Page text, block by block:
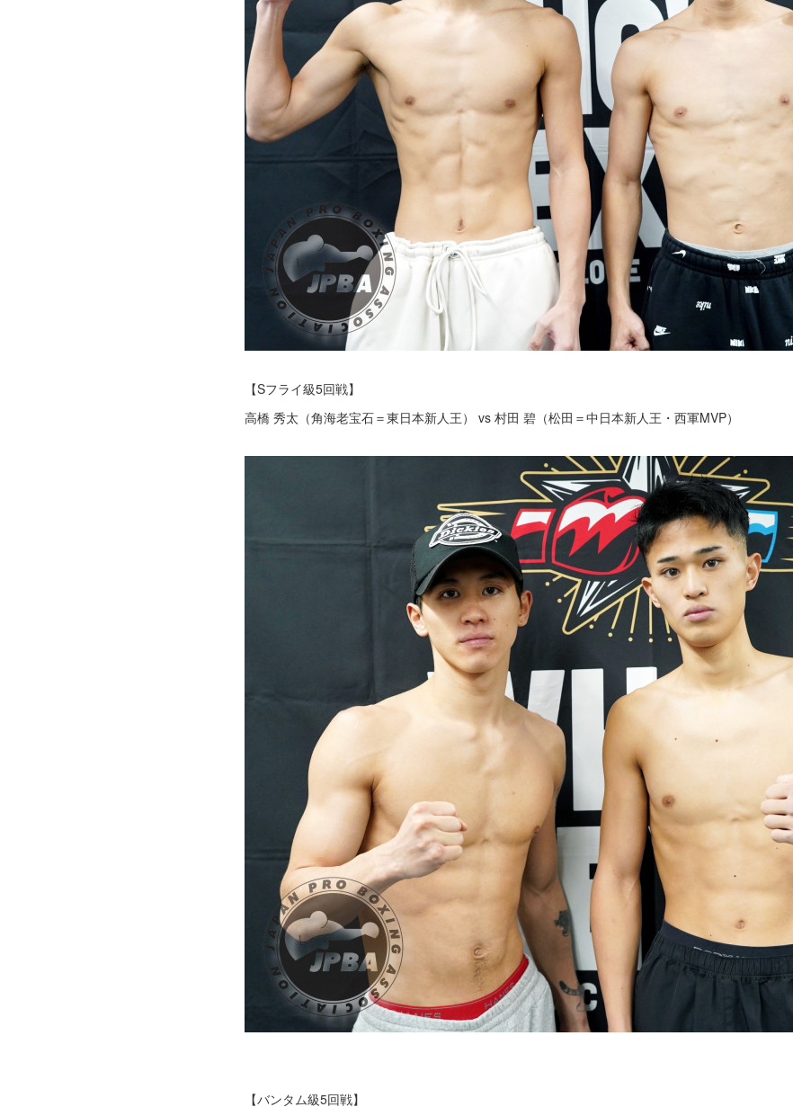
【Sフライ級5回戦】
高橋 秀太（角海老宝石＝東日本新人王） vs 村田 碧（松田＝中日本新人王・西軍MVP）
【バンタム級5回戦】